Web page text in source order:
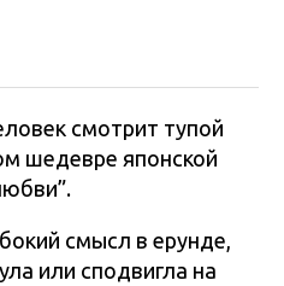
смотрит тупой
шедевре японской
смысл в ерунде,
или сподвигла на